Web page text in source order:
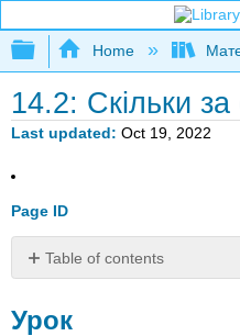
Expand/collapse
Home
14.2: Скільки за
Last updated Oct 19, 2022
Page ID
Table of contents
Урок